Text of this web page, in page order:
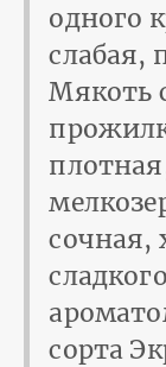
одного
слабая,
Мякоть
сочная,
сорта